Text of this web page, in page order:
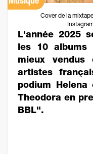
Cover de la
L'année 2025
les 10
mieux vendus
artistes
podium
Theodora en
BBL".